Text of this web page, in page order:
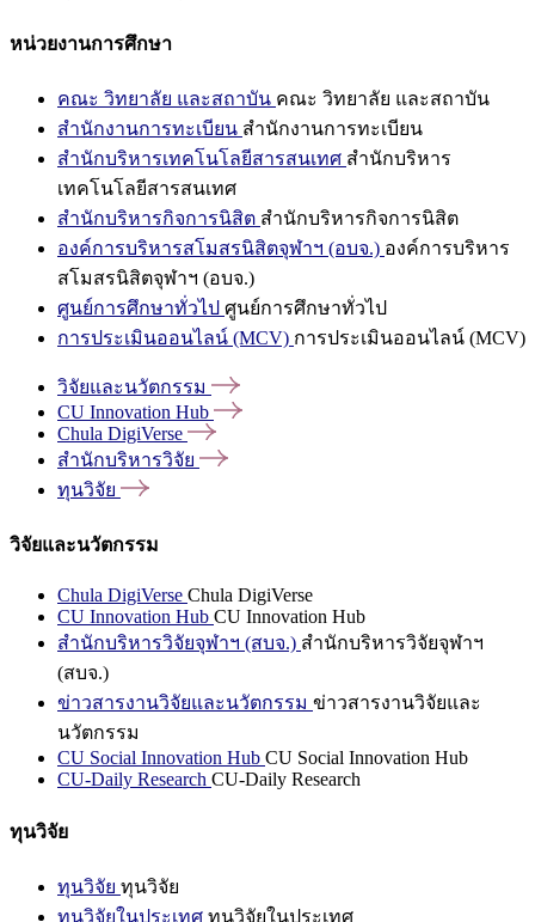
หน่วยงานการศึกษา
คณะ วิทยาลัย และสถาบัน คณะ วิทยาลัย และสถาบัน
สำนักงานการทะเบียน สำนักงานการทะเบียน
สำนักบริหารเทคโนโลยีสารสนเทศ สำนักบริหาร
เทคโนโลยีสารสนเทศ
สำนักบริหารกิจการนิสิต สำนักบริหารกิจการนิสิต
องค์การบริหารสโมสรนิสิตจุฬาฯ (อบจ.) องค์การบริหาร
สโมสรนิสิตจุฬาฯ (อบจ.)
ศูนย์การศึกษาทั่วไป ศูนย์การศึกษาทั่วไป
การประเมินออนไลน์ (MCV) การประเมินออนไลน์ (MCV)
วิจัยและนวัตกรรม
CU Innovation Hub
Chula DigiVerse
สำนักบริหารวิจัย
ทุนวิจัย
วิจัยและนวัตกรรม
Chula DigiVerse Chula DigiVerse
CU Innovation Hub CU Innovation Hub
สำนักบริหารวิจัยจุฬาฯ (สบจ.) สำนักบริหารวิจัยจุฬาฯ
(สบจ.)
ข่าวสารงานวิจัยและนวัตกรรม ข่าวสารงานวิจัยและ
นวัตกรรม
CU Social Innovation Hub CU Social Innovation Hub
CU-Daily Research CU-Daily Research
ทุนวิจัย
ทุนวิจัย ทุนวิจัย
ทุนวิจัยในประเทศ ทุนวิจัยในประเทศ